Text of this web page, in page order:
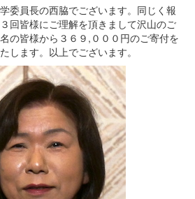
委員長の西脇でございます。同じく報
回皆様にご理解を頂きまして沢山のご
の皆様から３６９,０００円のご寄付を
します。以上でございます。